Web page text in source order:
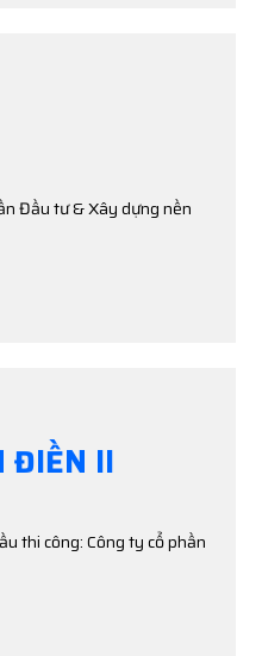
Đầu tư & Xây dựng nền
ĐIỀN II
thi công: Công ty cổ phần